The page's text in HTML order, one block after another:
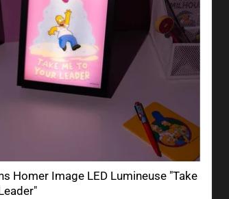
Homer Image LED Lumineuse "Take